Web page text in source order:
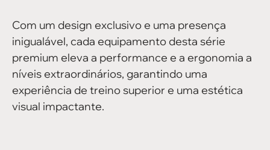
Com um design exclusivo e uma presença
inigualável, cada equipamento desta série
premium eleva a performance e a ergonomia a
níveis extraordinários, garantindo uma
experiência de treino superior e uma estética
visual impactante.